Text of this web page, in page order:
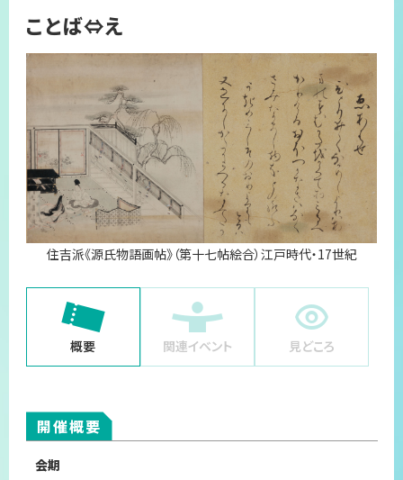
コレクション
美術館について
お問い合わせフォーム
プライバシーポリシー
サイトマップ
ことば⇔え
住吉派《源氏物語画帖》（第十七帖絵合）江戸時代・17世紀
概要 関連イベント 見どころ
開催概要
会期